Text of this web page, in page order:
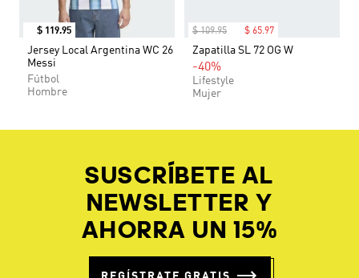
$ 119.95
Jersey Local Argentina WC 26
Messi
Fútbol
Hombre
$ 109.95 $ 65.97
Zapatilla SL 72 OG W
-40%
Lifestyle
Mujer
SUSCRÍBETE AL
NEWSLETTER Y
AHORRA UN 15%